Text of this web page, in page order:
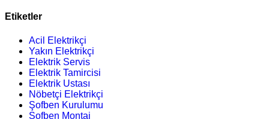
Etiketler
Acil Elektrikçi
Yakın Elektrikçi
Elektrik Servis
Elektrik Tamircisi
Elektrik Ustası
Nöbetçi Elektrikçi
Şofben Kurulumu
Şofben Montaj